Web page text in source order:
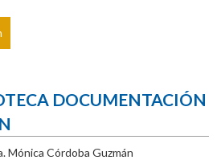
DOCUMENTACIÓN
Mónica Córdoba Guzmán